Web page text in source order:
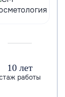
10 лет
работы